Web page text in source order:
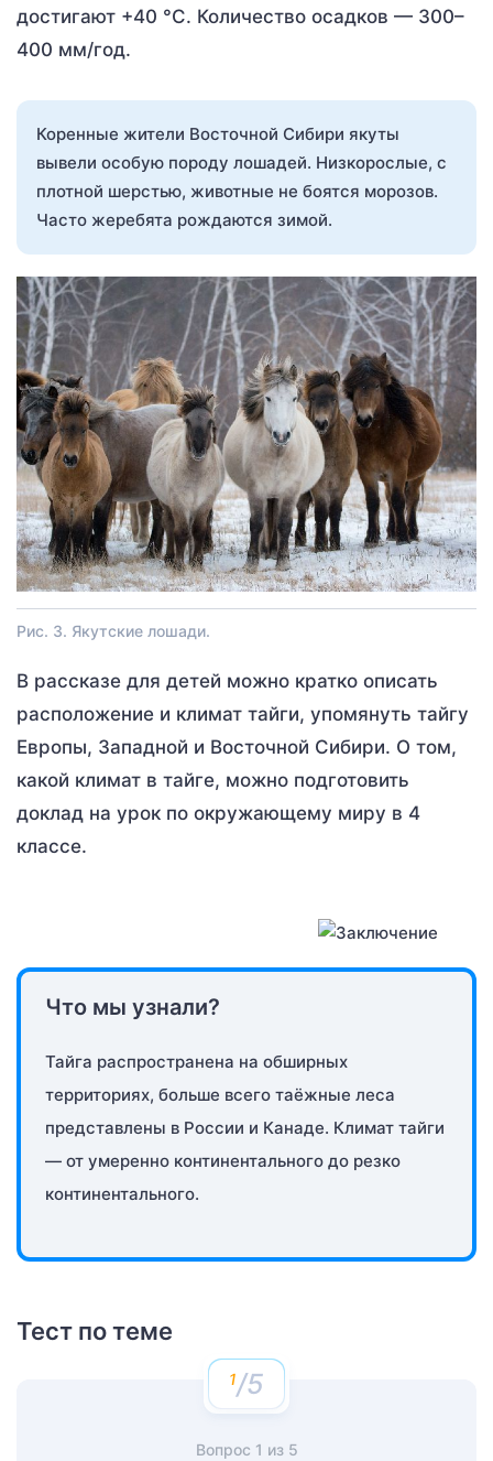
достигают +40 °С. Количество осадков — 300–
400 мм/год.
Коренные жители Восточной Сибири якуты
вывели особую породу лошадей. Низкорослые, с
плотной шерстью, животные не боятся морозов.
Часто жеребята рождаются зимой.
Рис. 3. Якутские лошади.
В рассказе для детей можно кратко описать
расположение и климат тайги, упомянуть тайгу
Европы, Западной и Восточной Сибири. О том,
какой климат в тайге, можно подготовить
доклад на урок по окружающему миру в 4
классе.
Что мы узнали?
Тайга распространена на обширных
территориях, больше всего таёжные леса
представлены в России и Канаде. Климат тайги
— от умеренно континентального до резко
континентального.
Тест по теме
/5
Вопрос 1 из 5